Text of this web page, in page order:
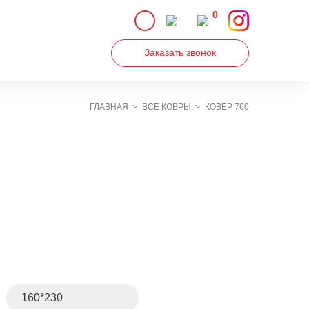
0
Заказать звонок
ГЛАВНАЯ ВСЕ КОВРЫ КОВЕР 760